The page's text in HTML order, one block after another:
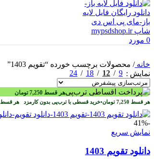
0 مورد
خانه/ محصولات برچسب خورده “تقویم 1403”
نمایش
9
12
18
24
هر قسط 7,250 تومان
هر قسط 7,250 تومان•خرید قسطی با ترب‌پی بدون کارمزد هر قسط
-41%
نمایش سریع
دانلود تقویم 1403